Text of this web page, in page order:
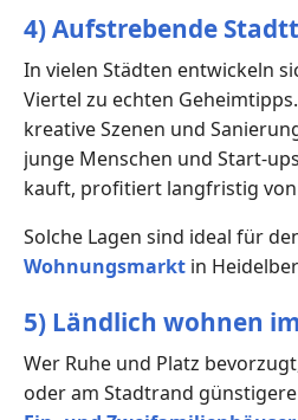
4) Aufstrebende
In vielen Städten entwickeln
Viertel zu echten
kreative Szenen und
junge Menschen und Start-
kauft, profitiert langfristig
Solche Lagen sind ideal für
Wohnungsmarkt in
5) Ländlich wohnen
Wer Ruhe und Platz
oder am Stadtrand